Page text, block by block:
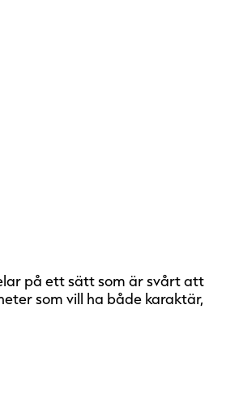
på ett sätt som är svårt att
som vill ha både karaktär,